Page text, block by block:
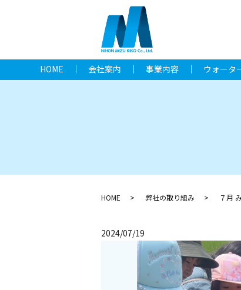
HOME 会社案内 事業内容 ウォータ
HOME 弊社の取り組み ７月
2024/07/19